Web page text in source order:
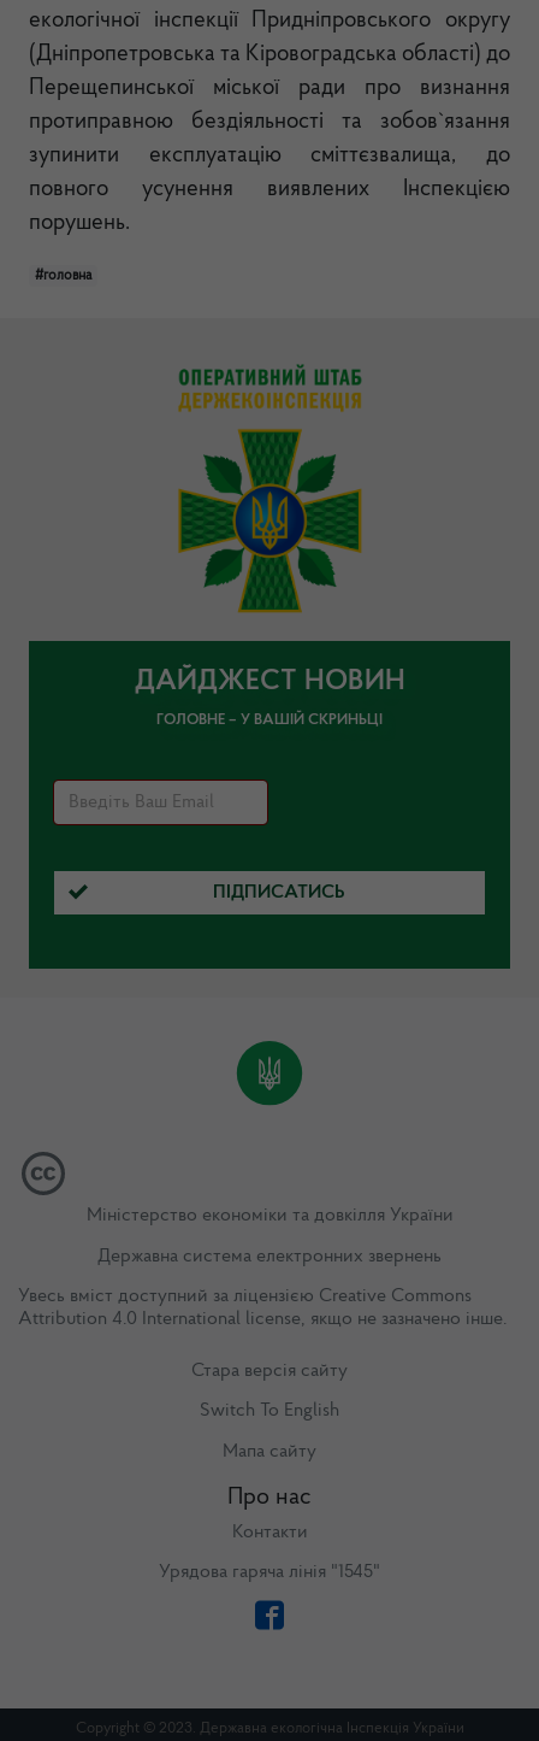
екологічної інспекції Придніпровського округу
(Дніпропетровська та Кіровоградська області) до
Перещепинської міської ради про визнання
протиправною бездіяльності та зобов`язання
зупинити експлуатацію сміттєзвалища, до
повного усунення виявлених Інспекцією
порушень.
#головна
ДАЙДЖЕСТ НОВИН
ГОЛОВНЕ – У ВАШІЙ СКРИНЬЦІ
ПІДПИСАТИСЬ
Міністерство економіки та довкілля України
Державна система електронних звернень
Увесь вміст доступний за ліцензією Creative Commons
Attribution 4.0 International license, якщо не зазначено інше.
Стара версія сайту
Switch To English
Мапа сайту
Про нас
Контакти
Урядова гаряча лінія "1545"
Copyright © 2023. Державна екологічна Інспекція України